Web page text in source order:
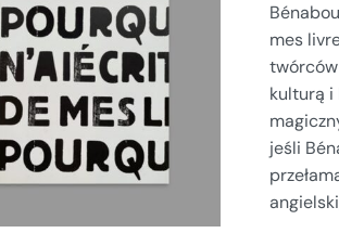
DODAJ DO KOSZYKA
/
SZCZEGÓŁY
mes
kulturą i
jeśli